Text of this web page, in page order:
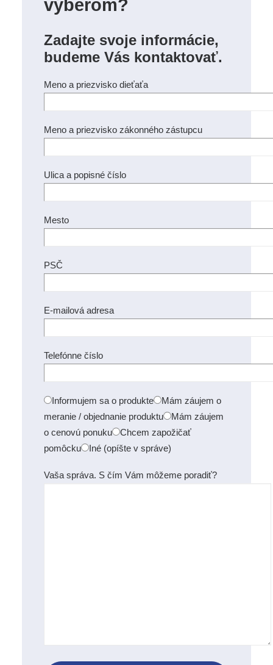
výberom?
Zadajte svoje informácie,
budeme Vás kontaktovať.
Meno a priezvisko dieťaťa
Meno a priezvisko zákonného zástupcu
Ulica a popisné číslo
Mesto
PSČ
E-mailová adresa
Telefónne číslo
Informujem sa o produkte
Mám záujem o
meranie / objednanie produktu
Mám záujem
o cenovú ponuku
Chcem zapožičať
pomôcku
Iné (opíšte v správe)
Vaša správa. S čím Vám môžeme poradiť?